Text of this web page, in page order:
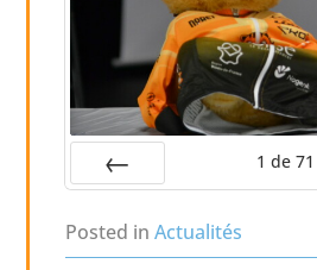
1 de 71
Posted inActualités